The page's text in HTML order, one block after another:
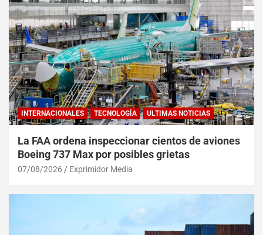
INTERNACIONALES TECNOLOGÍA ULTIMAS NOTICIAS
La FAA ordena inspeccionar cientos de aviones
Boeing 737 Max por posibles grietas
07/08/2026 Exprimidor Media